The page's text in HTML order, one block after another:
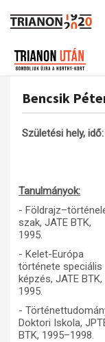
Bencsik
Születési hely,
Tanulmányok:
-
szak, JATE BTK,
1995.
- Kelet-Európa
története speciális
képzés, JATE BTK,
1995.
-
Doktori Iskola,
BTK, 1995–1998.